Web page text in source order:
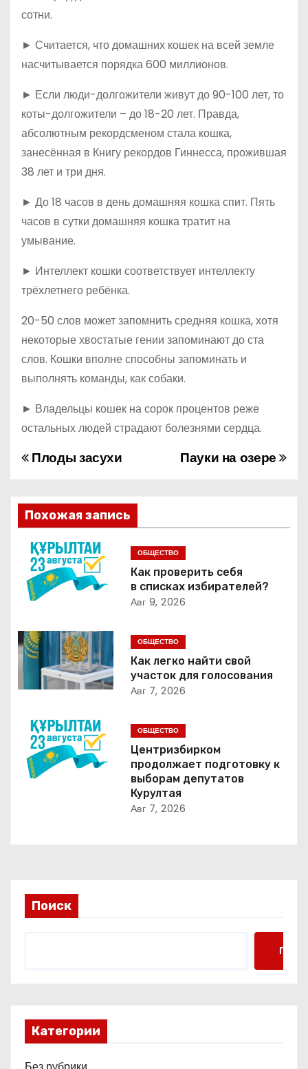
сотни.
► Считается, что домашних кошек на всей земле
насчитывается порядка 600 миллионов.
► Если люди-долгожители живут до 90-100 лет, то
коты-долгожители – до 18-20 лет. Правда,
абсолютным рекордсменом стала кошка,
занесённая в Книгу рекордов Гиннесса, прожившая
38 лет и три дня.
► До 18 часов в день домашняя кошка спит. Пять
часов в сутки домашняя кошка тратит на
умывание.
► Интеллект кошки соответствует интеллекту
трёхлетнего ребёнка.
20-50 слов может запомнить средняя кошка, хотя
некоторые хвостатые гении запоминают до ста
слов. Кошки вполне способны запоминать и
выполнять команды, как собаки.
► Владельцы кошек на сорок процентов реже
остальных людей страдают болезнями сердца.
Н
в
и
г
а
ц
и
я
п
о
з
с
я
Пауки на озере
Плоды засухи
Похожая запись
ОБЩЕСТВО
Как проверить себя
в списках избирателей?
Авг 9, 2026
ОБЩЕСТВО
Как легко найти свой
участок для голосования
Авг 7, 2026
ОБЩЕСТВО
Центризбирком
продолжает подготовку к
выборам депутатов
Курултая
Авг 7, 2026
Поиск
Поиск
Категории